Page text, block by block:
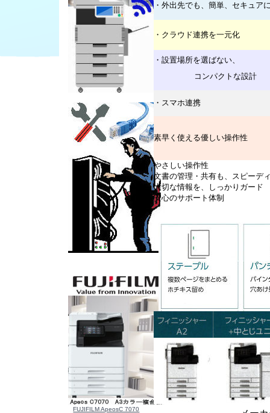
FUJIFILM ApeosC 7070
・外出先でも、簡単、セキュア
・クラウド連携を一元化
・設置場所を選ばない、
コンパクトな設計
・スマホ連携
素早く使える優しい操作性
やさしい操作性
文書の管理・共有も、スピーデ
大切な情報を、しっかりガード
安心のサポート体制